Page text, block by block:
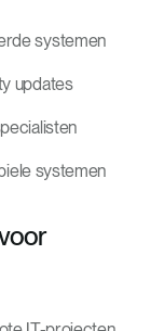
systemen
updates
systemen